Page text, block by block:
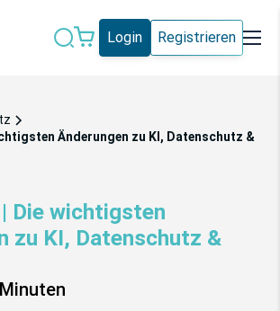
Login Registrieren
Künstliche
Social Media
Änderungen zu KI, Datenschutz &
Die wichtigsten
zu KI, Datenschutz &